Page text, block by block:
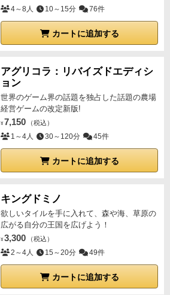
4～8人 10～15分 76件
カートに追加する
アグリコラ：リバイズドエディシ
ョン
世界のゲーム界の話題を独占した話題の農場
経営ゲームの改定新版!
¥ 7,150 （税込）
1～4人 30～120分 45件
カートに追加する
キングドミノ
欲しいタイルを手に入れて、森や海、草原の
広がる自分の王国を広げよう！
¥ 3,300 （税込）
2～4人 15～20分 49件
カートに追加する